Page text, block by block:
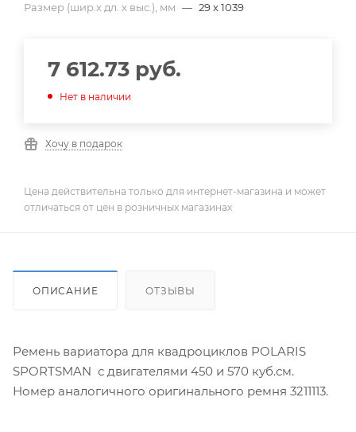
Размер (шир.х дл. х выс.), мм — 29 х 1039
7 612.73 руб.
Нет в наличии
Хочу в подарок
Цена действительна только для интернет-магазина и может
отличаться от цен в розничных магазинах
ОПИСАНИЕ ОТЗЫВЫ
Ремень вариатора для квадроциклов POLARIS
SPORTSMAN с двигателями 450 и 570 куб.см.
Номер аналогичного оригинального ремня 3211113.